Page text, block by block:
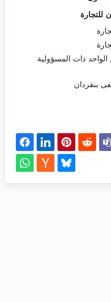
للتجارة
ذات المسؤولية
بنقردان